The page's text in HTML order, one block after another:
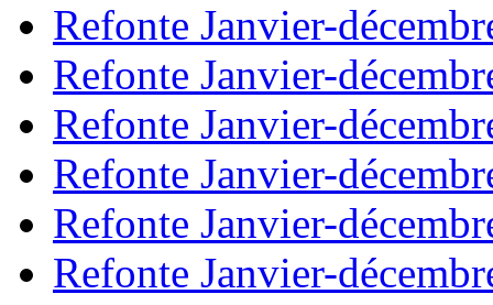
Refonte Janvier-
Refonte Janvier-
Refonte Janvier-
Refonte Janvier-
Refonte Janvier-
Refonte Janvier-